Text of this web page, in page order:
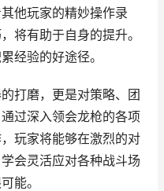
他玩家的精妙操作录
将有助于自身的提升。
经验的好途径。
打磨，更是对策略、团
过深入领会龙枪的各项
玩家将能够在激烈的对
会灵活应对各种战斗场
能。